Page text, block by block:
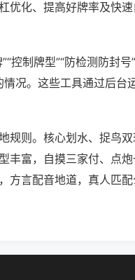
优化、提高好牌率及快速
控制牌型”“防检测防封号
情况。这些工具通过后台
规则。核心划水、捉鸟
丰富，自摸三家付、点炮
方言配音地道，真人匹